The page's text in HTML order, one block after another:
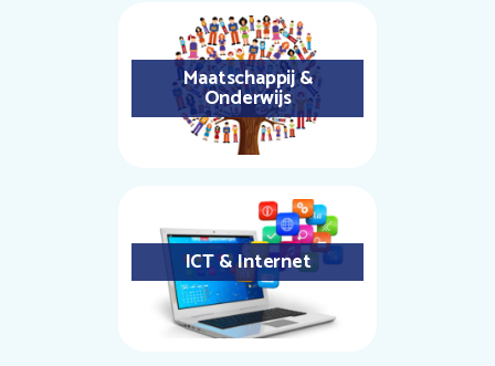
Maatschappij &
Onderwijs
ICT & Internet